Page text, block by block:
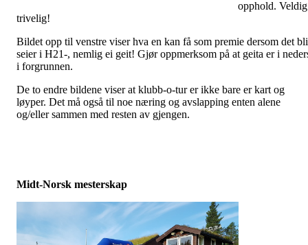
opphold. Veldig
trivelig!
Bildet opp til venstre viser hva en kan få som premie dersom det
seier i H21-, nemlig ei geit! Gjør oppmerksom på at geita er i
i forgrunnen.
De to endre bildene viser at klubb-o-tur er ikke bare er kart og
løyper. Det må også til noe næring og avslapping enten alene
og/eller sammen med resten av gjengen.
Midt-Norsk mesterskap